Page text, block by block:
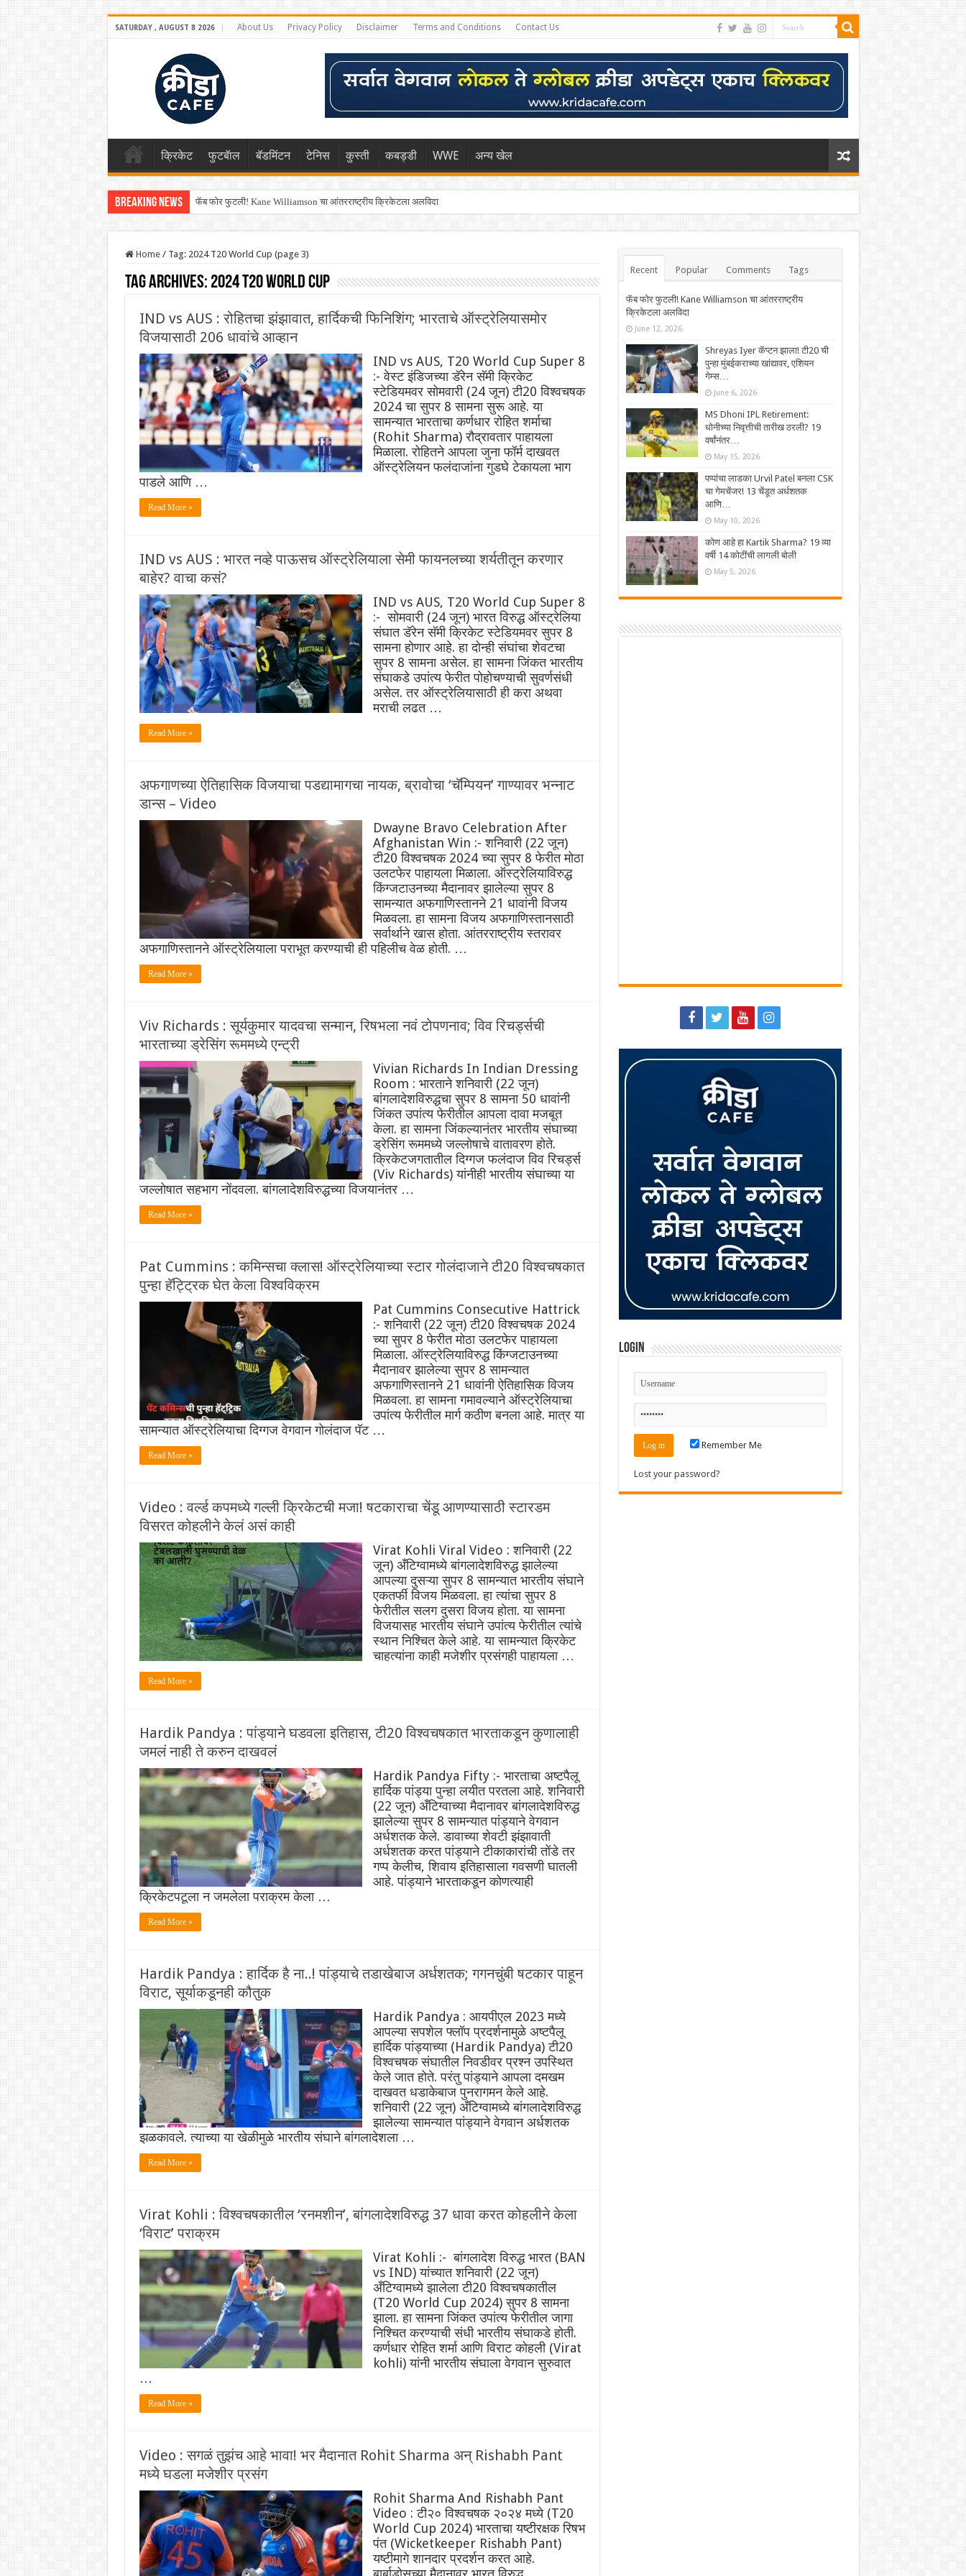
SATURDAY , AUGUST 8 2026 About Us Privacy Policy Disclaimer Terms and Conditions Contact Us
क्रिकेट फुटबॅाल बॅडमिंटन टेनिस कुस्ती कबड्डी WWE अन्य खेल
Breaking News फॅब फोर फुटली! Kane Williamson चा आंतरराष्ट्रीय क्रिकेटला अलविदा
Home / Tag: 2024 T20 World Cup (page 3)
Tag Archives: 2024 T20 World Cup
IND vs AUS : रोहितचा झंझावात, हार्दिकची फिनिशिंग; भारताचे ऑस्ट्रेलियासमोर
विजयासाठी 206 धावांचे आव्हान
IND vs AUS, T20 World Cup Super 8
:- वेस्ट इंडिजच्या डॅरेन सॅमी क्रिकेट
स्टेडियमवर सोमवारी (24 जून) टी20 विश्वचषक
2024 चा सुपर 8 सामना सुरू आहे. या
सामन्यात भारताचा कर्णधार रोहित शर्माचा
(Rohit Sharma) रौद्रावतार पाहायला
मिळाला. रोहितने आपला जुना फॉर्म दाखवत
ऑस्ट्रेलियन फलंदाजांना गुडघे टेकायला भाग
पाडले आणि …
Read More »
IND vs AUS : भारत नव्हे पाऊसच ऑस्ट्रेलियाला सेमी फायनलच्या शर्यतीतून करणार
बाहेर? वाचा कसं?
IND vs AUS, T20 World Cup Super 8
:- सोमवारी (24 जून) भारत विरुद्ध ऑस्ट्रेलिया
संघात डॅरेन सॅमी क्रिकेट स्टेडियमवर सुपर 8
सामना होणार आहे. हा दोन्ही संघांचा शेवटचा
सुपर 8 सामना असेल. हा सामना जिंकत भारतीय
संघाकडे उपांत्य फेरीत पोहोचण्याची सुवर्णसंधी
असेल. तर ऑस्ट्रेलियासाठी ही करा अथवा
मराची लढत …
Read More »
अफगाणच्या ऐतिहासिक विजयाचा पडद्यामागचा नायक, ब्रावोचा ‘चॅम्पियन’ गाण्यावर भन्नाट
डान्स – Video
Dwayne Bravo Celebration After
Afghanistan Win :- शनिवारी (22 जून)
टी20 विश्वचषक 2024 च्या सुपर 8 फेरीत मोठा
उलटफेर पाहायला मिळाला. ऑस्ट्रेलियाविरुद्ध
किंग्जटाउनच्या मैदानावर झालेल्या सुपर 8
सामन्यात अफगाणिस्तानने 21 धावांनी विजय
मिळवला. हा सामना विजय अफगाणिस्तानसाठी
सर्वार्थाने खास होता. आंतरराष्ट्रीय स्तरावर
अफगाणिस्तानने ऑस्ट्रेलियाला पराभूत करण्याची ही पहिलीच वेळ होती. …
Read More »
Viv Richards : सूर्यकुमार यादवचा सन्मान, रिषभला नवं टोपणनाव; विव रिचर्ड्सची
भारताच्या ड्रेसिंग रूममध्ये एन्ट्री
Vivian Richards In Indian Dressing
Room : भारताने शनिवारी (22 जून)
बांगलादेशविरुद्धचा सुपर 8 सामना 50 धावांनी
जिंकत उपांत्य फेरीतील आपला दावा मजबूत
केला. हा सामना जिंकल्यानंतर भारतीय संघाच्या
ड्रेसिंग रूममध्ये जल्लोषाचे वातावरण होते.
क्रिकेटजगतातील दिग्गज फलंदाज विव रिचर्ड्स
(Viv Richards) यांनीही भारतीय संघाच्या या
जल्लोषात सहभाग नोंदवला. बांगलादेशविरुद्धच्या विजयानंतर …
Read More »
Pat Cummins : कमिन्सचा क्लास! ऑस्ट्रेलियाच्या स्टार गोलंदाजाने टी20 विश्वचषकात
पुन्हा हॅट्ट्रिक घेत केला विश्वविक्रम
Pat Cummins Consecutive Hattrick
:- शनिवारी (22 जून) टी20 विश्वचषक 2024
च्या सुपर 8 फेरीत मोठा उलटफेर पाहायला
मिळाला. ऑस्ट्रेलियाविरुद्ध किंग्जटाउनच्या
मैदानावर झालेल्या सुपर 8 सामन्यात
अफगाणिस्तानने 21 धावांनी ऐतिहासिक विजय
मिळवला. हा सामना गमावल्याने ऑस्ट्रेलियाचा
उपांत्य फेरीतील मार्ग कठीण बनला आहे. मात्र या
सामन्यात ऑस्ट्रेलियाचा दिग्गज वेगवान गोलंदाज पॅट …
Read More »
Video : वर्ल्ड कपमध्ये गल्ली क्रिकेटची मजा! षटकाराचा चेंडू आणण्यासाठी स्टारडम
विसरत कोहलीने केलं असं काही
Virat Kohli Viral Video : शनिवारी (22
जून) अँटिग्वामध्ये बांगलादेशविरुद्ध झालेल्या
आपल्या दुसऱ्या सुपर 8 सामन्यात भारतीय संघाने
एकतर्फी विजय मिळवला. हा त्यांचा सुपर 8
फेरीतील सलग दुसरा विजय होता. या सामना
विजयासह भारतीय संघाने उपांत्य फेरीतील त्यांचे
स्थान निश्चित केले आहे. या सामन्यात क्रिकेट
चाहत्यांना काही मजेशीर प्रसंगही पाहायला …
Read More »
Hardik Pandya : पांड्याने घडवला इतिहास, टी20 विश्वचषकात भारताकडून कुणालाही
जमलं नाही ते करुन दाखवलं
Hardik Pandya Fifty :- भारताचा अष्टपैलू
हार्दिक पांड्या पुन्हा लयीत परतला आहे. शनिवारी
(22 जून) अँटिग्वाच्या मैदानावर बांगलादेशविरुद्ध
झालेल्या सुपर 8 सामन्यात पांड्याने वेगवान
अर्धशतक केले. डावाच्या शेवटी झंझावाती
अर्धशतक करत पांड्याने टीकाकारांची तोंडे तर
गप्प केलीच, शिवाय इतिहासाला गवसणी घातली
आहे. पांड्याने भारताकडून कोणत्याही
क्रिकेटपटूला न जमलेला पराक्रम केला …
Read More »
Hardik Pandya : हार्दिक है ना..! पांड्याचे तडाखेबाज अर्धशतक; गगनचुंबी षटकार पाहून
विराट, सूर्याकडूनही कौतुक
Hardik Pandya : आयपीएल 2023 मध्ये
आपल्या सपशेल फ्लॉप प्रदर्शनामुळे अष्टपैलू
हार्दिक पांड्याच्या (Hardik Pandya) टी20
विश्वचषक संघातील निवडीवर प्रश्न उपस्थित
केले जात होते. परंतु पांड्याने आपला दमखम
दाखवत धडाकेबाज पुनरागमन केले आहे.
शनिवारी (22 जून) अँटिग्वामध्ये बांगलादेशविरुद्ध
झालेल्या सामन्यात पांड्याने वेगवान अर्धशतक
झळकावले. त्याच्या या खेळीमुळे भारतीय संघाने बांगलादेशला …
Read More »
Virat Kohli : विश्वचषकातील ‘रनमशीन’, बांगलादेशविरुद्ध 37 धावा करत कोहलीने केला
‘विराट’ पराक्रम
Virat Kohli :- बांगलादेश विरुद्ध भारत (BAN
vs IND) यांच्यात शनिवारी (22 जून)
अँटिग्वामध्ये झालेला टी20 विश्वचषकातील
(T20 World Cup 2024) सुपर 8 सामना
झाला. हा सामना जिंकत उपांत्य फेरीतील जागा
निश्चित करण्याची संधी भारतीय संघाकडे होती.
कर्णधार रोहित शर्मा आणि विराट कोहली (Virat
kohli) यांनी भारतीय संघाला वेगवान सुरुवात
…
Read More »
Video : सगळं तुझंच आहे भावा! भर मैदानात Rohit Sharma अन् Rishabh Pant
मध्ये घडला मजेशीर प्रसंग
Rohit Sharma And Rishabh Pant
Video : टी२० विश्वचषक २०२४ मध्ये (T20
World Cup 2024) भारताचा यष्टीरक्षक रिषभ
पंत (Wicketkeeper Rishabh Pant)
यष्टीमागे शानदार प्रदर्शन करत आहे.
Recent Popular Comments Tags
फॅब फोर फुटली! Kane Williamson चा आंतरराष्ट्रीय
क्रिकेटला अलविदा
June 12, 2026
Shreyas Iyer कॅप्टन झाला! टी20 ची
पुन्हा मुंबईकराच्या खांद्यावर, एशियन
गेम्स…
June 6, 2026
MS Dhoni IPL Retirement:
धोनीच्या निवृत्तीची तारीख ठरली? 19
वर्षांनंतर…
May 15, 2026
पप्पांचा लाडका Urvil Patel बनला CSK
चा गेमचेंजर! 13 चेंडूत अर्धशतक
आणि…
May 10, 2026
कोण आहे हा Kartik Sharma? 19 व्या
वर्षी 14 कोटींची लागली बोली
May 5, 2026
Login
Remember Me
Lost your password?